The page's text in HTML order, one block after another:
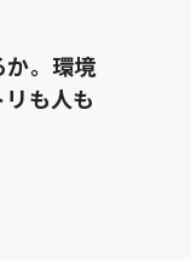
か。環境
も人も